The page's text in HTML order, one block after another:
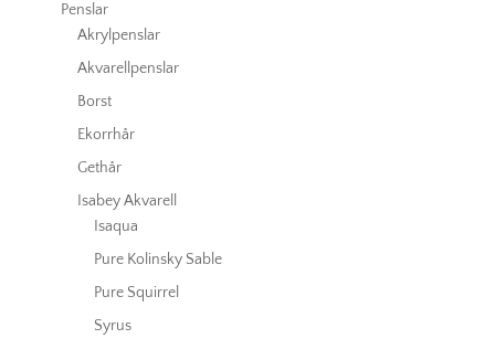
Penslar
Akrylpenslar
Akvarellpenslar
Borst
Ekorrhår
Gethår
Isabey Akvarell
Isaqua
Pure Kolinsky Sable
Pure Squirrel
Syrus